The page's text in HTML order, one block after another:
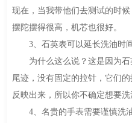
现在，当我带他们去测试的时
摆陀摆得很高，机芯也很好。
3、石英表可以延长洗油时
为什么这么说？这是因为石
尾迹，没有固定的拉针，它们
反映出来，所以你不确定想要洗
4、名贵的手表需要谨慎洗